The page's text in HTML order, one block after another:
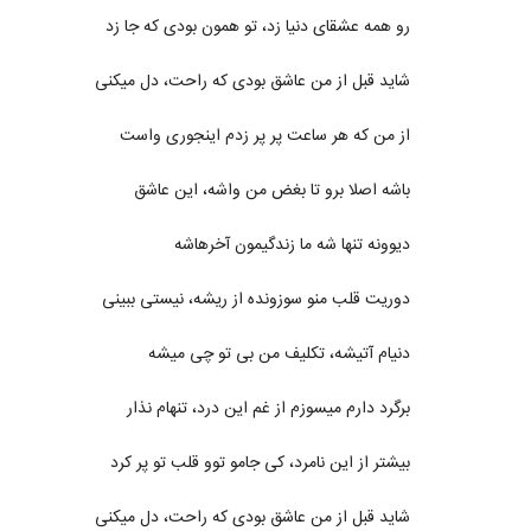
رو همه عشقای دنیا زد، تو همون بودی که جا زد
شاید قبل از من عاشق بودی که راحت، دل میکنی
از من که هر ساعت پر پر زدم اینجوری واست
باشه اصلا برو تا بغض من واشه، این عاشق
دیوونه تنها شه ما زندگیمون آخرهاشه
دوریت قلب منو سوزونده از ریشه، نیستی ببینی
دنیام آتیشه، تکلیف من بی تو چی میشه
برگرد دارم میسوزم از غم این درد، تنهام نذار
بیشتر از این نامرد، کی جامو توو قلب تو پر کرد
شاید قبل از من عاشق بودی که راحت، دل میکنی